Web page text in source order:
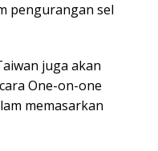
pengurangan sel
juga akan
One-on-one
memasarkan